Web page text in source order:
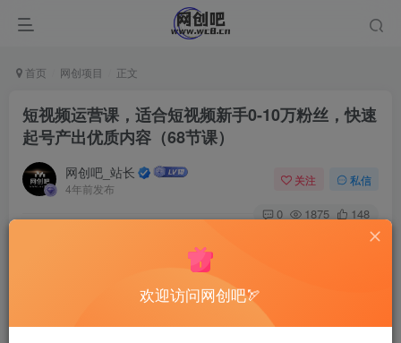
首页 网创项目 正文
短视频运营课，适合短视频新手0-10万粉丝，快速
起号产出优质内容（68节课）
网创吧_站长
4年前发布
关注 私信
0 1875 148
欢迎访问网创吧🏹